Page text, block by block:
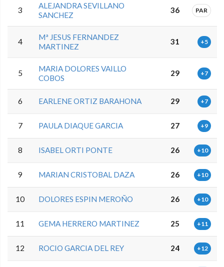
3
ALEJANDRA SEVILLANO
SANCHEZ
36 PAR
4
Mª JESUS FERNANDEZ
MARTINEZ
31 +5
5
MARIA DOLORES VAILLO
COBOS
29 +7
6 EARLENE ORTIZ BARAHONA 29 +7
7 PAULA DIAQUE GARCIA 27 +9
8 ISABEL ORTI PONTE 26 +10
9 MARIAN CRISTOBAL DAZA 26 +10
10 DOLORES ESPIN MEROÑO 26 +10
11 GEMA HERRERO MARTINEZ 25 +11
12 ROCIO GARCIA DEL REY 24 +12